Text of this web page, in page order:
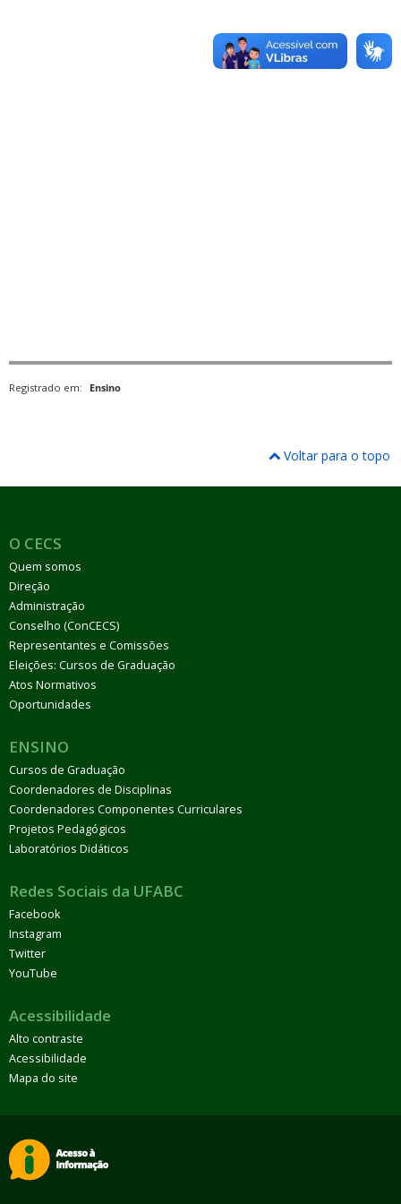
Registrado em: Ensino
Voltar para o topo
O CECS
Quem somos
Direção
Administração
Conselho (ConCECS)
Representantes e Comissões
Eleições: Cursos de Graduação
Atos Normativos
Oportunidades
ENSINO
Cursos de Graduação
Coordenadores de Disciplinas
Coordenadores Componentes Curriculares
Projetos Pedagógicos
Laboratórios Didáticos
Redes Sociais da UFABC
Facebook
Instagram
Twitter
YouTube
Acessibilidade
Alto contraste
Acessibilidade
Mapa do site